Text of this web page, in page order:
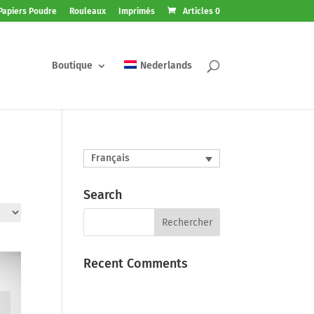
Poudre Rouleaux Imprimés Articles 0
Boutique Nederlands
Français
Search
Recent Comments